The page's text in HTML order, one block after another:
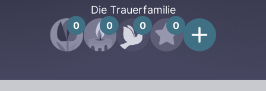
Die Trauerfamilie
0 0 0 0